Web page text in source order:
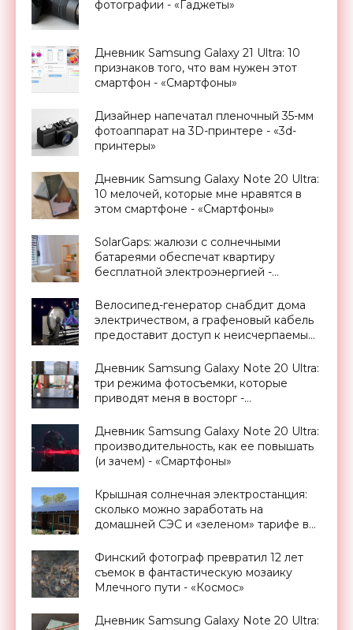
фотографии - «Гаджеты»
Дневник Samsung Galaxy 21 Ultra: 10
признаков того, что вам нужен этот
смартфон - «Смартфоны»
Дизайнер напечатал пленочный 35-мм
фотоаппарат на 3D-принтере - «3d-
принтеры»
Дневник Samsung Galaxy Note 20 Ultra:
10 мелочей, которые мне нравятся в
этом смартфоне - «Смартфоны»
SolarGaps: жалюзи с солнечными
батареями обеспечат квартиру
бесплатной электроэнергией -
Велосипед-генератор снабдит дома
электричеством, а графеновый кабель
предоставит доступ к неисчерпаемым
проект Billions in Change (видео) -
«Новости Электроники»
Дневник Samsung Galaxy Note 20 Ultra:
три режима фотосъемки, которые
приводят меня в восторг -
Дневник Samsung Galaxy Note 20 Ultra:
производительность, как ее повышать
(и зачем) - «Смартфоны»
Крышная солнечная электростанция:
сколько можно заработать на
домашней СЭС и «зеленом» тарифе в
Финский фотограф превратил 12 лет
съемок в фантастическую мозаику
Млечного пути - «Космос»
Дневник Samsung Galaxy Note 20 Ultra: